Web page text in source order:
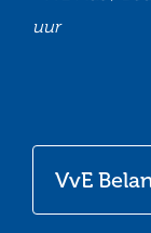
VvE
uur
Facebook